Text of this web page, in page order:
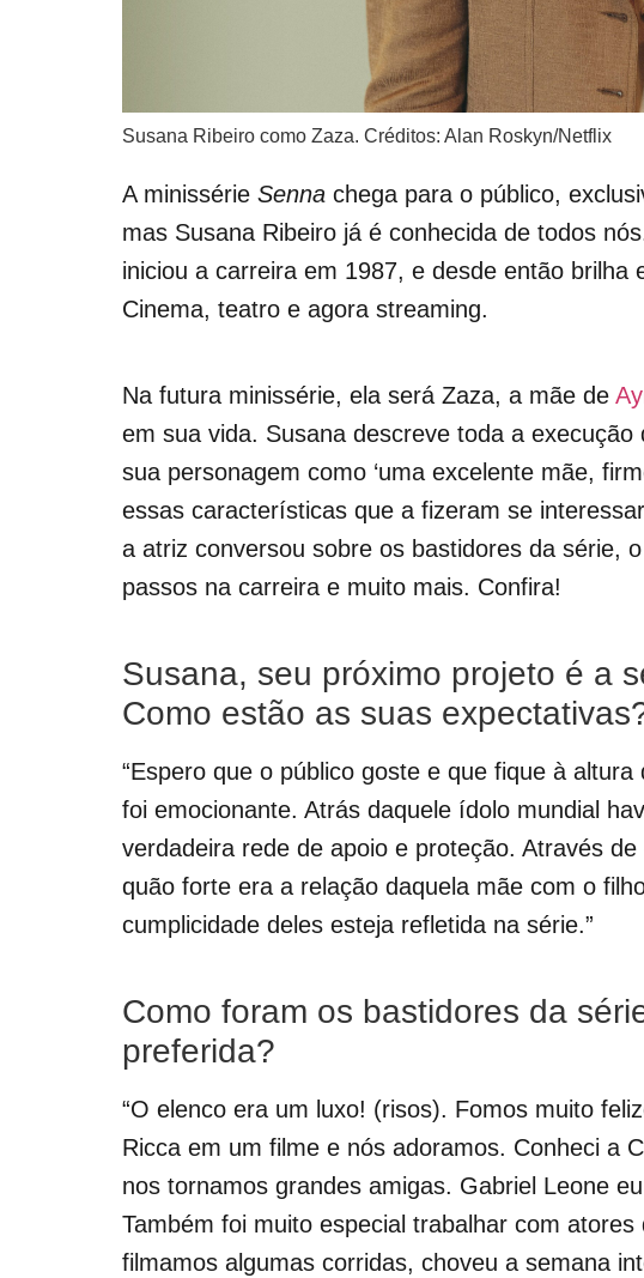
Susana Ribeiro como Zaza. Créditos: Alan Roskyn/Netflix
A minissérie Senna chega para o público,
mas Susana Ribeiro já é conhecida de todos
iniciou a carreira em 1987, e desde então brilha
Cinema, teatro e agora streaming.
Na futura minissérie, ela será Zaza, a mãe de
em sua vida. Susana descreve toda a execução
sua personagem como ‘uma excelente mãe,
essas características que a fizeram se
a atriz conversou sobre os bastidores da série,
passos na carreira e muito mais. Confira!
Susana, seu próximo projeto é a
Como estão as suas
“Espero que o público goste e que fique à
foi emocionante. Atrás daquele ídolo mundial
verdadeira rede de apoio e proteção. Através
quão forte era a relação daquela mãe com o
cumplicidade deles esteja refletida na série.”
Como foram os bastidores da
preferida?
“O elenco era um luxo! (risos). Fomos muito
Ricca em um filme e nós adoramos. Conheci a
nos tornamos grandes amigas. Gabriel Leone
Também foi muito especial trabalhar com
filmamos algumas corridas, choveu a semana